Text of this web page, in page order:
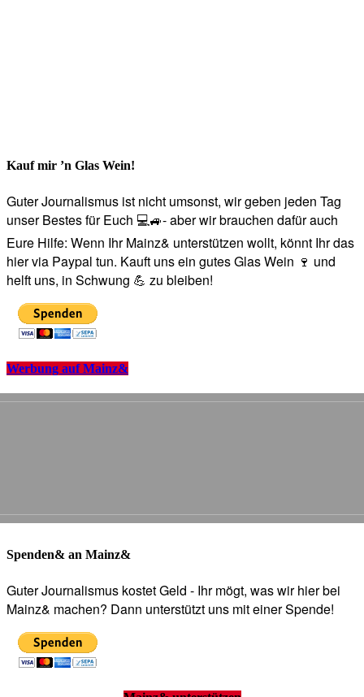
Kauf mir ’n Glas Wein!
Guter Journalismus ist nicht umsonst, wir geben jeden Tag
unser Bestes für Euch 💻🚙- aber wir brauchen dafür auch
Eure Hilfe: Wenn Ihr Mainz& unterstützen wollt, könnt Ihr das
hier via Paypal tun. Kauft uns ein gutes Glas Wein 🍷 und
helft uns, in Schwung 💪 zu bleiben!
Werbung auf Mainz&
Spenden& an Mainz&
Guter Journalismus kostet Geld - Ihr mögt, was wir hier bei
Mainz& machen? Dann unterstützt uns mit einer Spende!